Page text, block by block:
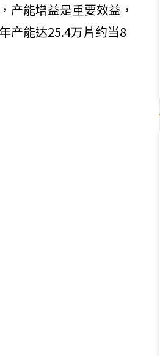
能增益是重要效益，
产能达25.4万片约当8